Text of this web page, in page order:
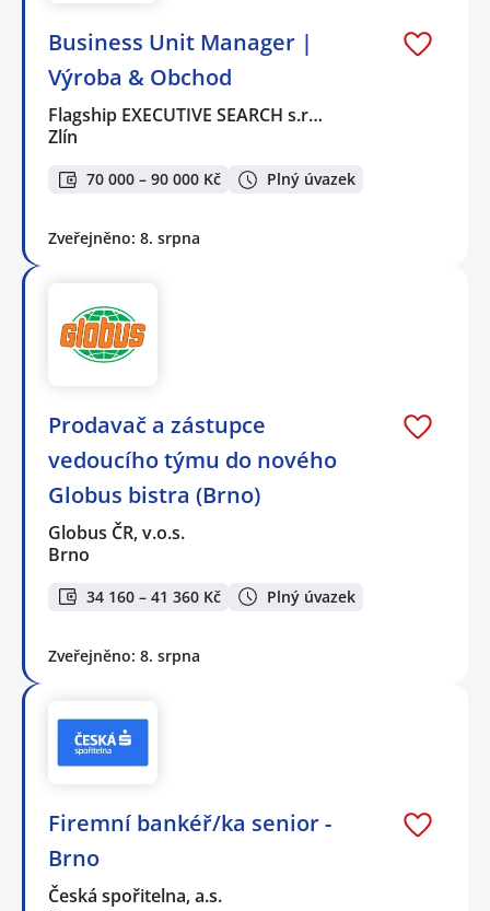
Business Unit Manager |
Výroba & Obchod
Flagship EXECUTIVE SEARCH s.r…
Zlín
70 000 – 90 000 Kč Plný úvazek
Zveřejněno: 8. srpna
Prodavač a zástupce
vedoucího týmu do nového
Globus bistra (Brno)
Globus ČR, v.o.s.
Brno
34 160 – 41 360 Kč Plný úvazek
Zveřejněno: 8. srpna
Firemní bankéř/ka senior -
Brno
Česká spořitelna, a.s.